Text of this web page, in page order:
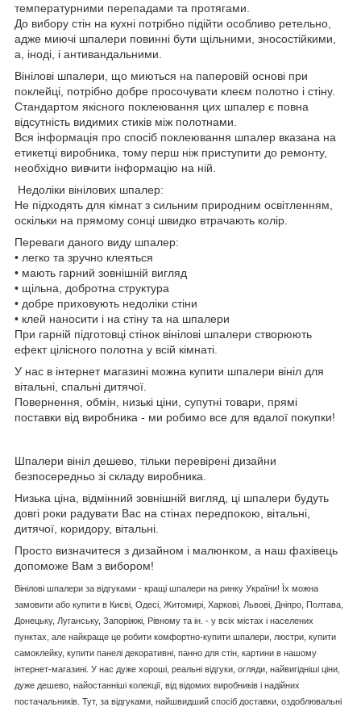
температурними перепадами та протягами.
До вибору стін на кухні потрібно підійти особливо ретельно,
адже миючі шпалери повинні бути щільними, зносостійкими,
а, іноді, і антивандальними.
Вінілові шпалери, що миються на паперовій основі при
поклейці, потрібно добре просочувати клеєм полотно і стіну.
Стандартом якісного поклеювання цих шпалер є повна
відсутність видимих стиків між полотнами.
Вся інформація про спосіб поклеювання шпалер вказана на
етикетці виробника, тому перш ніж приступити до ремонту,
необхідно вивчити інформацію на ній.
Недоліки вінілових шпалер:
Не підходять для кімнат з сильним природним освітленням,
оскільки на прямому сонці швидко втрачають колір.
Переваги даного виду шпалер:
• легко та зручно клеяться
• мають гарний зовнішній вигляд
• щільна, добротна структура
• добре приховують недоліки стіни
• клей наносити і на стіну та на шпалери
При гарній підготовці стінок вінілові шпалери створюють
ефект цілісного полотна у всій кімнаті.
У нас в інтернет магазині можна купити шпалери вініл для
вітальні, спальні дитячої.
Повернення, обмін, низькі ціни, супутні товари, прямі
поставки від виробника - ми робимо все для вдалої покупки!
Шпалери вініл дешево, тільки перевірені дизайни
безпосередньо зі складу виробника.
Низька ціна, відмінний зовнішній вигляд, ці шпалери будуть
довгі роки радувати Вас на стінах передпокою, вітальні,
дитячої, коридору, вітальні.
Просто визначитеся з дизайном і малюнком, а наш фахівець
допоможе Вам з вибором!
Вінілові шпалери за відгуками - кращі шпалери на ринку України! Їх можна
замовити або купити в Києві, Одесі, Житомирі, Харкові, Львові, Дніпро, Полтава,
Донецьку, Луганську, Запоріжжі, Рівному та ін. - у всіх містах і населених
пунктах, але найкраще це робити комфортно-купити шпалери, люстри, купити
самоклейку, купити панелі декоративні, панно для стін, картини в нашому
інтернет-магазині. У нас дуже хороші, реальні відгуки, огляди, найвигідніші ціни,
дуже дешево, найостанніші колекції, від відомих виробників і надійних
постачальників. Тут, за відгуками, найшвидший спосіб доставки, оздоблювальні